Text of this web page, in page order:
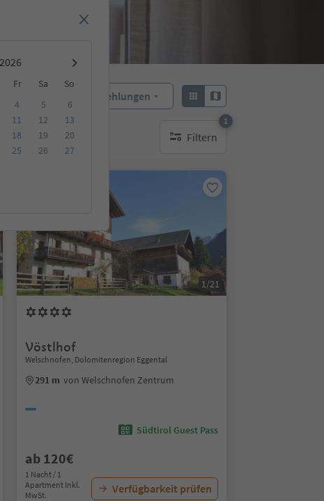
Fr Sa
So
4 5
6
11 12
13
18 19
20
25 26
27
Empfehlungen
Filtern
1
1 aktiver Filter
1/21
Vöstlhof
Welschnofen, Dolomitenregion Eggental
291 m von Welschnofen Zentrum
Südtirol Guest Pass
ab 120€
1 Nacht / 1
Apartment Inkl.
MwSt.
Verfügbarkeit prüfen